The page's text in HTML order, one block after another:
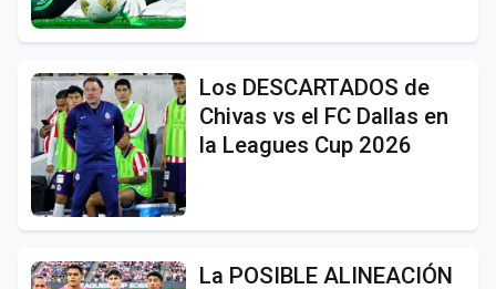
Los DESCARTADOS de
Chivas vs el FC Dallas en
la Leagues Cup 2026
La POSIBLE ALINEACIÓN